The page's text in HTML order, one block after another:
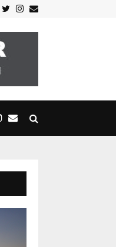
Facebook
TwitterInstagram
Email